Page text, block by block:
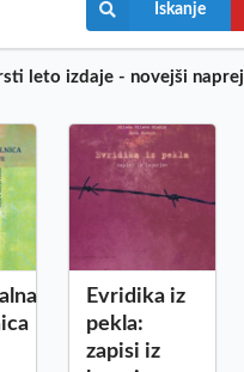
Iskanje
leto izdaje - novejši naprej
Evridika iz
pekla:
zapisi iz